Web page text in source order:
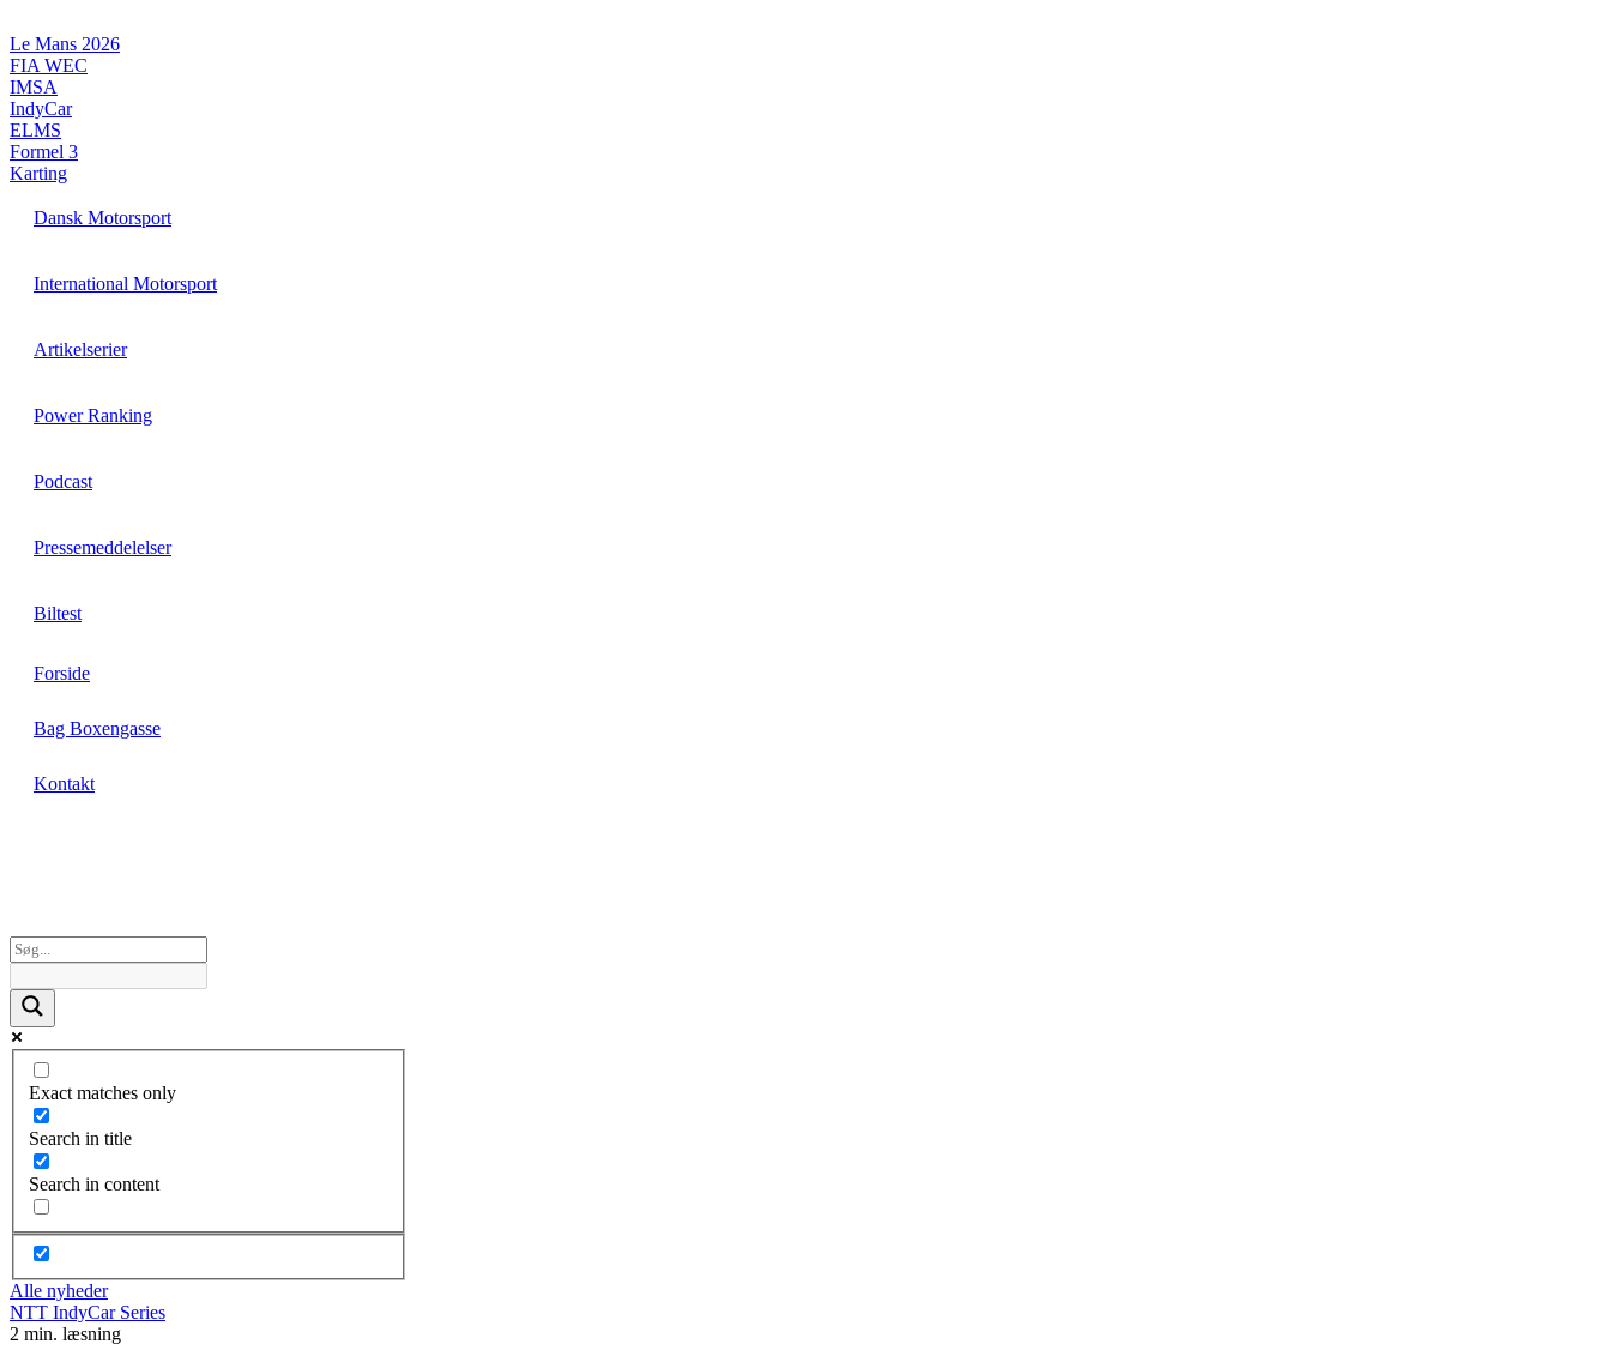
til
indhold
Le Mans 2026
FIA WEC
IMSA
IndyCar
ELMS
Formel 3
Karting
Dansk Motorsport
International Motorsport
Artikelserier
Power Ranking
Podcast
Pressemeddelelser
Biltest
Forside
Bag Boxengasse
Kontakt
Exact matches only
Search in title
Search in content
Alle nyheder
NTT IndyCar Series
2 min. læsning